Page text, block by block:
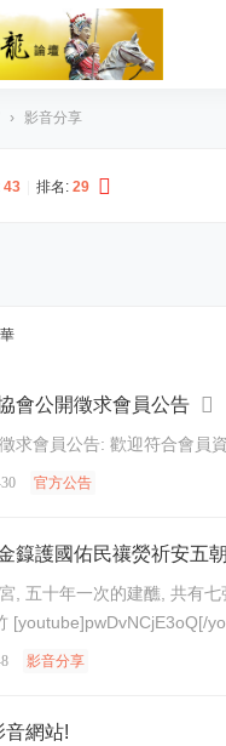
› 影音分享
43 排名: 29
會公開徵求會員公告
臺灣趙子龍文化協會公
官方公告
籙護國佑民禳熒祈安五
28段影片! 20110531前往玉皇宮領玉旨 共4段影片! 2008子龍廟永昌宮
影音分享
音網站!